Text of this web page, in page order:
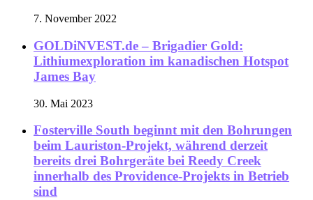
7. November 2022
GOLDiNVEST.de – Brigadier Gold:
Lithiumexploration im kanadischen Hotspot
James Bay
30. Mai 2023
Fosterville South beginnt mit den Bohrungen
beim Lauriston-Projekt, während derzeit
bereits drei Bohrgeräte bei Reedy Creek
innerhalb des Providence-Projekts in Betrieb
sind